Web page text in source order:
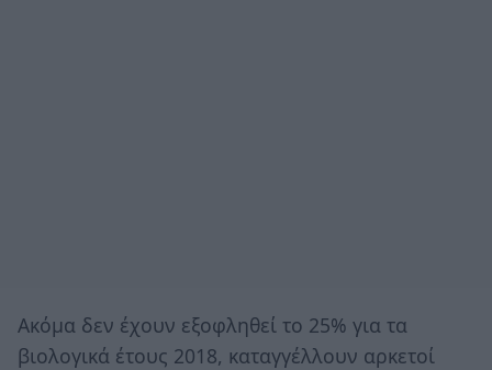
Ακόμα δεν έχουν εξοφληθεί το 25% για τα
βιολογικά έτους 2018, καταγγέλλουν αρκετοί